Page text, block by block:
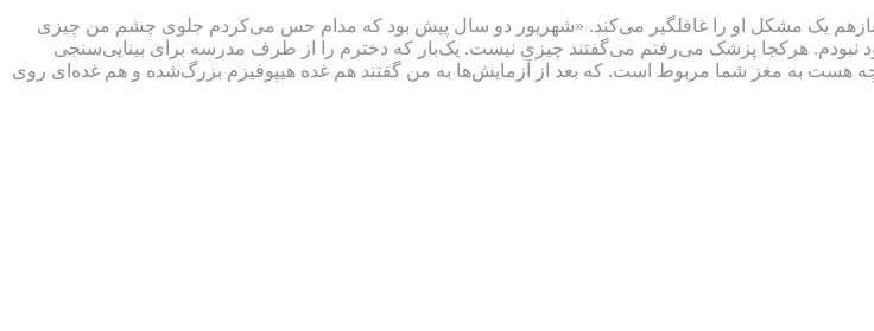
بازهم یک مشکل او را غافلگیر می‌کند. «شهریور دو سال پیش بود که مدام حس می‌کردم جلوی چشم من چیزی
نبودم. هرکجا پزشک می‌رفتم می‌گفتند چیزی نیست. یک‌بار که دخترم را از طرف مدرسه برای بینایی‌سنجی
هست به مغز شما مربوط است. که بعد از آزمایش‌ها به من گفتند هم غده هیپوفیزم بزرگ‌شده و هم غده‌ای روی